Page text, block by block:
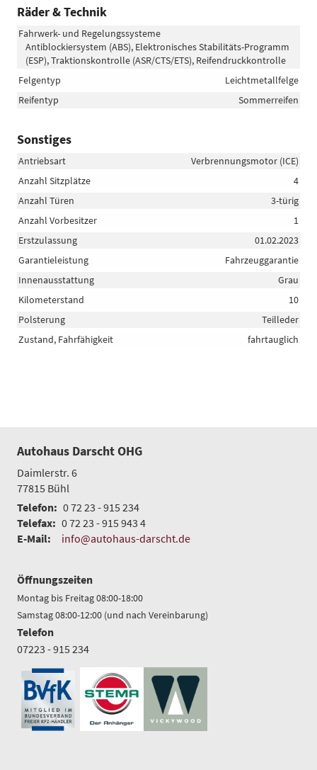
Räder & Technik
Fahrwerk- und Regelungssysteme
Antiblockiersystem (ABS), Elektronisches Stabilitäts-Programm
(ESP), Traktionskontrolle (ASR/CTS/ETS), Reifendruckkontrolle
Felgentyp
Leichtmetallfelge
Reifentyp
Sommerreifen
Sonstiges
Antriebsart
Verbrennungsmotor (ICE)
Anzahl Sitzplätze
4
Anzahl Türen
3-türig
Anzahl Vorbesitzer
1
Erstzulassung
01.02.2023
Garantieleistung
Fahrzeuggarantie
Innenausstattung
Grau
Kilometerstand
10
Polsterung
Teilleder
Zustand, Fahrfähigkeit
fahrtauglich
Autohaus Darscht OHG
Daimlerstr. 6
77815 Bühl
Telefon: 0 72 23 - 915 234
Telefax: 0 72 23 - 915 943 4
E-Mail:
info@autohaus-darscht.de
Öffnungszeiten
Montag bis Freitag 08:00-18:00
Samstag 08:00-12:00 (und nach Vereinbarung)
Telefon
07223 - 915 234